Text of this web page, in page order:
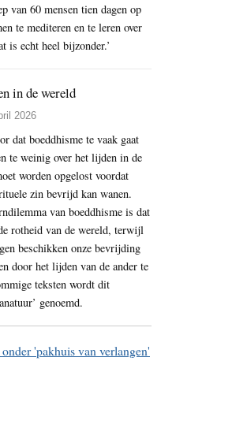
van 60 mensen tien dagen op
te mediteren en te leren over
is echt heel bijzonder.’
in de wereld
2026
dat boeddhisme te vaak gaat
te weinig over het lijden in de
worden opgelost voordat
zin bevrijd kan wanen.
van boeddhisme is dat
rotheid van de wereld, terwijl
beschikken onze bevrijding
door het lijden van de ander te
teksten wordt dit
genoemd.
'pakhuis van verlangen'